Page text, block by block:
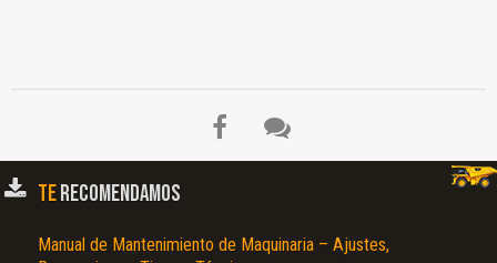
TERECOMENDAMOS
Manual de Mantenimiento de Maquinaria – Ajustes,